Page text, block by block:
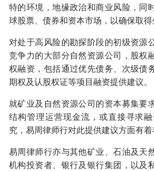
特的环境，地缘政治和商业风险，同
球股票、债券和资本市场，以确保取得
对处于高风险的勘探阶段的初级资源
竞争力的大部分自然资源公司，股权
权融资，包括通过优先债务、次级债
期权及认股权证等项目融资提供建议。
就矿业及自然资源公司的资本募集要
结构管理运营现金流，或直接寻求
究，易周律师行对此提供建议方面有着
易周律师行亦与其他矿业、石油及天
机构投资者、银行及银行集团，以及